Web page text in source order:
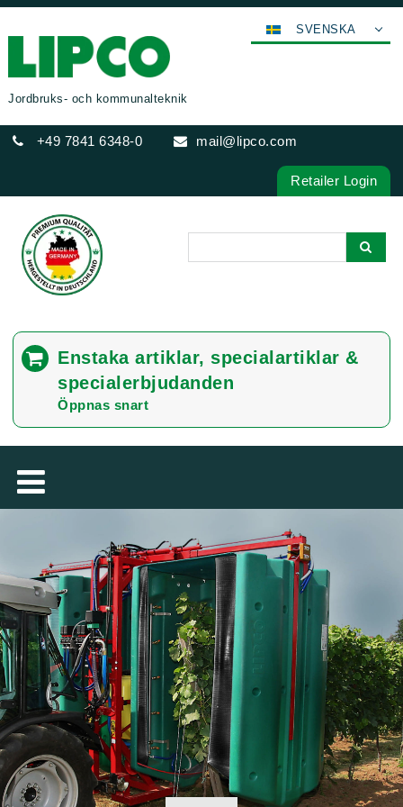
Jordbruks- och kommunalteknik
+49 7841 6348-0 mail@lipco.com
POLSKI
ITALIANO
ČEŠTINA
PORTUGUÊS
SUOMALAINEN
SLOVENSKÁ
ΕΛΛΗΝΙΚΉ
БЪЛГАРСКИ
SVENSKA
SLOVENSKI
EESTI
LIETUVIŲ
LATVIEŠU
Retailer Login
Enstaka artiklar, specialartiklar &
specialerbjudanden
Öppnas snart